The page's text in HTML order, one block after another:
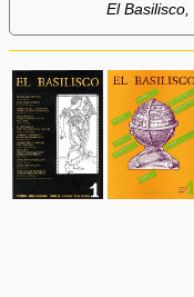
El Basilisco,